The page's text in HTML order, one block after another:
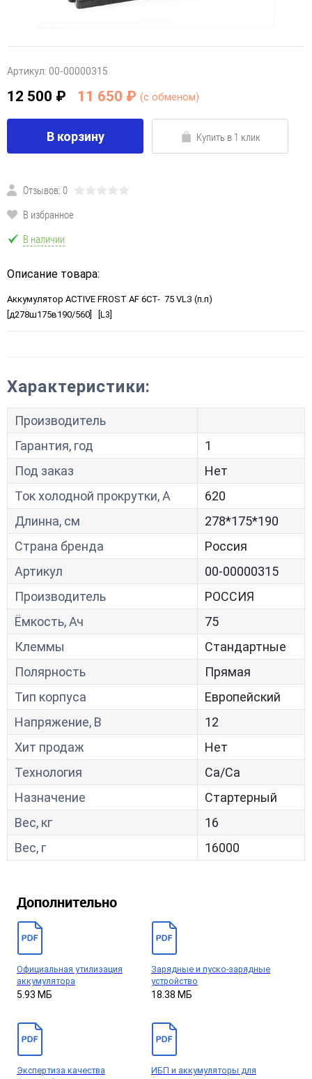
Артикул: 00-00000315
12 500 ₽ 11 650 ₽ (c обменом)
В корзину Купить в 1 клик
Отзывов: 0
В избранное
В наличии
Описание товара:
Аккумулятор ACTIVE FROST AF 6СТ- 75 VLЗ (п.п)
[д278ш175в190/560] [L3]
Характеристики:
Производитель
Гарантия, год
1
Под заказ
Нет
Ток холодной прокрутки, A
620
Длинна, см
278*175*190
Страна бренда
Россия
Артикул
00-00000315
Производитель
РОССИЯ
Ёмкость, Ач
75
Клеммы
Стандартные
Полярность
Прямая
Тип корпуса
Европейский
Напряжение, В
12
Хит продаж
Нет
Технология
Са/Са
Назначение
Стартерный
Вес, кг
16
Вес, г
16000
Дополнительно
Официальная утилизация
аккумулятора
5.93 МБ
Зарядные и пуско-зарядные
устройство
18.38 МБ
Экспертиза качества
ИБП и аккумуляторы для